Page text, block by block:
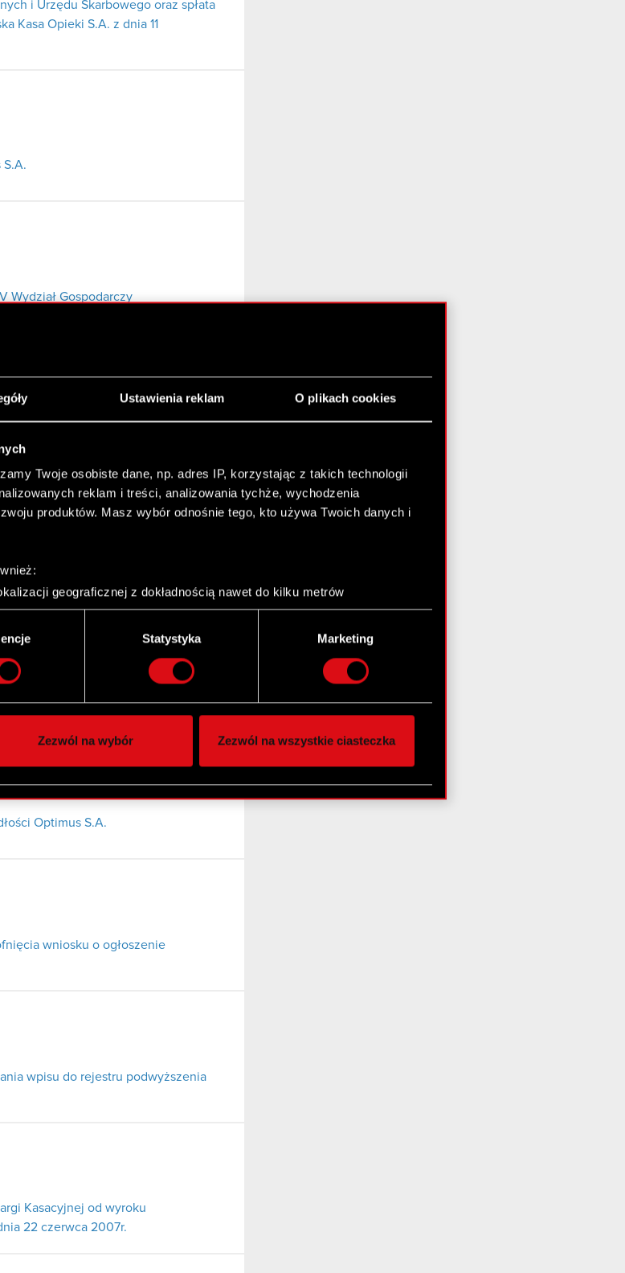
Ustawienia reklam O plikach cookies
Twoje osobiste dane, np. adres IP, korzystając z takich technologii
reklam i treści, analizowania tychże, wychodzenia
produktów. Masz wybór odnośnie tego, kto używa Twoich danych i
geograficznej z dokładnością nawet do kilku metrów
analizując charakteryzującego je zbiory danych (fingerprinting,
osobiste dane są przetwarzane oraz ustaw własne preferencje w
zmienić lub wycofać swoją zgodę w dowolnej chwili.
treści i reklam, aby oferować funkcje społecznościowe i
Partnerzy mogą połączyć te informacje z innymi danymi
korzystania z ich usług. Kontynuując korzystanie z naszej witryny,
Statystyka Marketing
Zezwól na wybór Zezwól na wszystkie ciasteczka
i Urzędu Skarbowego oraz spłata
Kasa Opieki S.A. z dnia 11
S.A.
Wydział Gospodarczy
ZUS za miesiąc luty 2008 r.
Optimus S.A.
wniosku o ogłoszenie
wpisu do rejestru podwyższenia
Kasacyjnej od wyroku
22 czerwca 2007r.